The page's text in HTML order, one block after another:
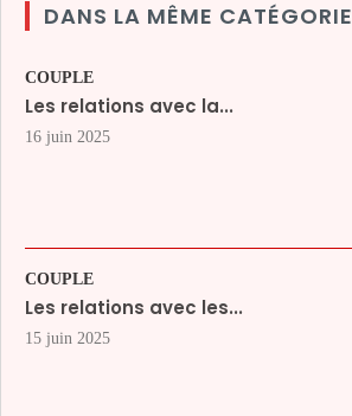
DANS LA MÊME CATÉGORIE
COUPLE
Les relations avec la...
16 juin 2025
COUPLE
Les relations avec les...
15 juin 2025